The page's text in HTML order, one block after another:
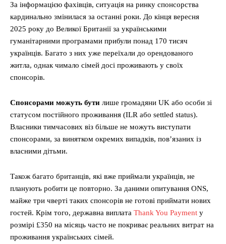
За інформацією фахівців, ситуація на ринку спонсорства
кардинально змінилася за останні роки. До кінця вересня
2025 року до Великої Британії за українськими
гуманітарними програмами прибули понад 170 тисяч
українців. Багато з них уже переїхали до орендованого
житла, однак чимало сімей досі проживають у своїх
спонсорів.
Спонсорами можуть бути лише громадяни UK або особи зі
статусом постійного проживання (ILR або settled status).
Власники тимчасових віз більше не можуть виступати
спонсорами, за винятком окремих випадків, пов’язаних із
власними дітьми.
Також багато британців, які вже приймали українців, не
планують робити це повторно. За даними опитування ONS,
майже три чверті таких спонсорів не готові приймати нових
гостей. Крім того, державна виплата Thank You Payment у
розмірі £350 на місяць часто не покриває реальних витрат на
проживання українських сімей.